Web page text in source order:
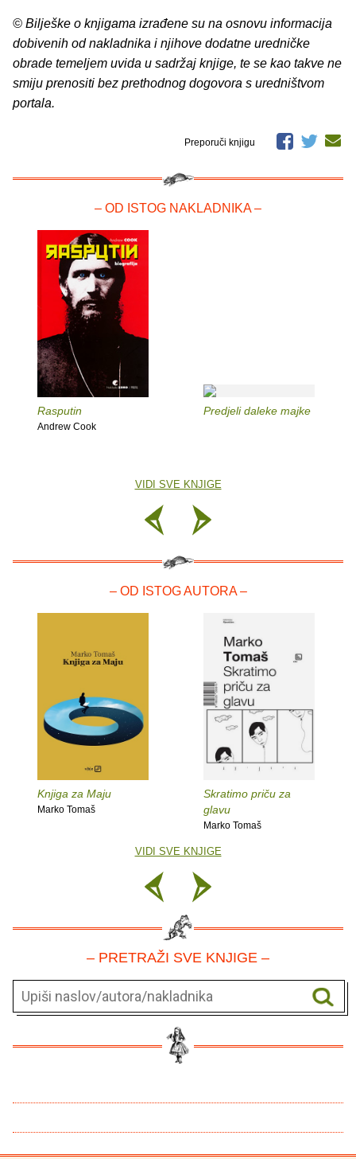
© Bilješke o knjigama izrađene su na osnovu informacija
dobivenih od nakladnika i njihove dodatne uredničke
obrade temeljem uvida u sadržaj knjige, te se kao takve ne
smiju prenositi bez prethodnog dogovora s uredništvom
portala.
Preporuči knjigu
– OD ISTOG NAKLADNIKA –
Rasputin
Andrew Cook
Predjeli daleke majke
VIDI SVE KNJIGE
– OD ISTOG AUTORA –
Knjiga za Maju
Marko Tomaš
Skratimo priču za
glavu
Marko Tomaš
VIDI SVE KNJIGE
– PRETRAŽI SVE KNJIGE –